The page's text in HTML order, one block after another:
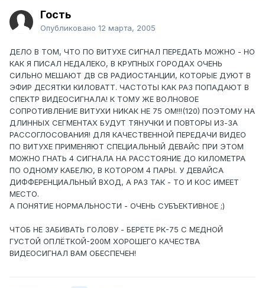
Гость
Опубликовано 12 марта, 2005
ДЕЛО В ТОМ, ЧТО ПО ВИТУХЕ СИГНАЛ ПЕРЕДАТЬ МОЖНО - НО
КАК Я ПИСАЛ НЕДАЛЕКО, В КРУПНЫХ ГОРОДАХ ОЧЕНЬ
СИЛЬНО МЕШАЮТ ДВ СВ РАДИОСТАНЦИИ, КОТОРЫЕ ДУЮТ В
ЭФИР ДЕСЯТКИ КИЛОВАТТ. ЧАСТОТЫ КАК РАЗ ПОПАДАЮТ В
СПЕКТР ВИДЕОСИГНАЛА! К ТОМУ ЖЕ ВОЛНОВОЕ
СОПРОТИВЛЕНИЕ ВИТУХИ НИКАК НЕ 75 ОМ!!!(120) ПОЭТОМУ НА
ДЛИННЫХ СЕГМЕНТАХ БУДУТ ТЯНУЧКИ И ПОВТОРЫ ИЗ-ЗА
РАССОГЛОСОВАНИЯ! ДЛЯ КАЧЕСТВЕННОЙ ПЕРЕДАЧИ ВИДЕО
ПО ВИТУХЕ ПРИМЕНЯЮТ СПЕЦИАЛЬНЫЙ ДЕВАЙС ПРИ ЭТОМ
МОЖНО ГНАТЬ 4 СИГНАЛА НА РАССТОЯНИЕ ДО КИЛОМЕТРА
ПО ОДНОМУ КАБЕЛЮ, В КОТОРОМ 4 ПАРЫ. У ДЕВАЙСА
ДИФФЕРЕНЦИАЛЬНЫЙ ВХОД, А РАЗ ТАК - ТО И КОС ИМЕЕТ
МЕСТО.
А ПОНЯТИЕ НОРМАЛЬНОСТИ - ОЧЕНЬ СУБЪЕКТИВНОЕ ;)
ЧТОБ НЕ ЗАБИВАТЬ ГОЛОВУ - БЕРЕТЕ РК-75 С МЕДНОЙ
ГУСТОЙ ОПЛЁТКОЙ-200М ХОРОШЕГО КАЧЕСТВА
ВИДЕОСИГНАЛ ВАМ ОБЕСПЕЧЕН!